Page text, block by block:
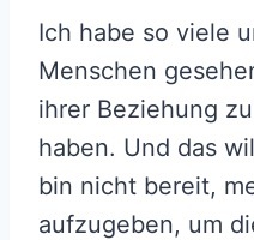
Ich habe so viele
Menschen
ihrer Beziehung
haben. Und das
bin nicht bereit,
aufzugeben, um